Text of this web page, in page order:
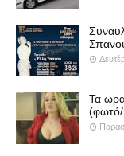
Τα
(φωτό/